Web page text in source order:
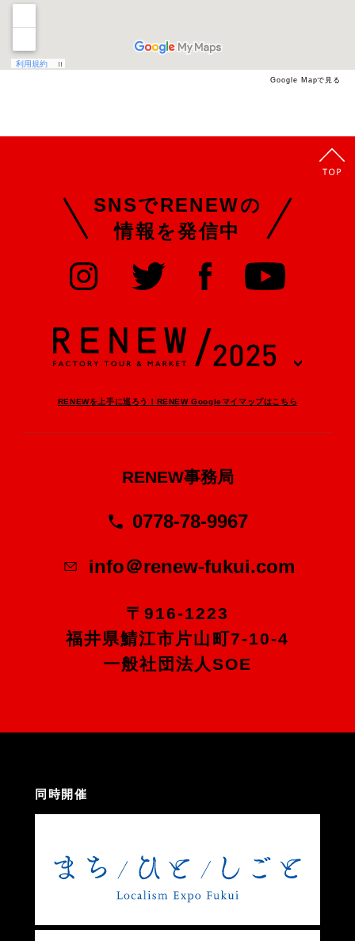
Google Mapで見る
SNSでRENEWの
情報を発信中
RENEWを上手に巡ろう！RENEW Googleマイマップはこちら
RENEW事務局
0778-78-9967
info＠renew-fukui.com
〒916-1223
福井県鯖江市片山町7-10-4
一般社団法人SOE
同時開催